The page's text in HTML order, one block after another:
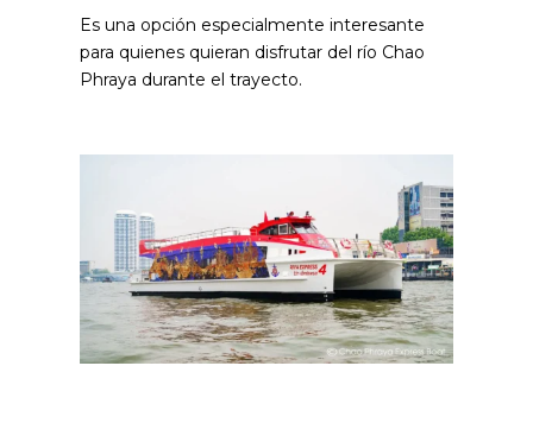
Es una opción especialmente interesante
para quienes quieran disfrutar del río Chao
Phraya durante el trayecto.